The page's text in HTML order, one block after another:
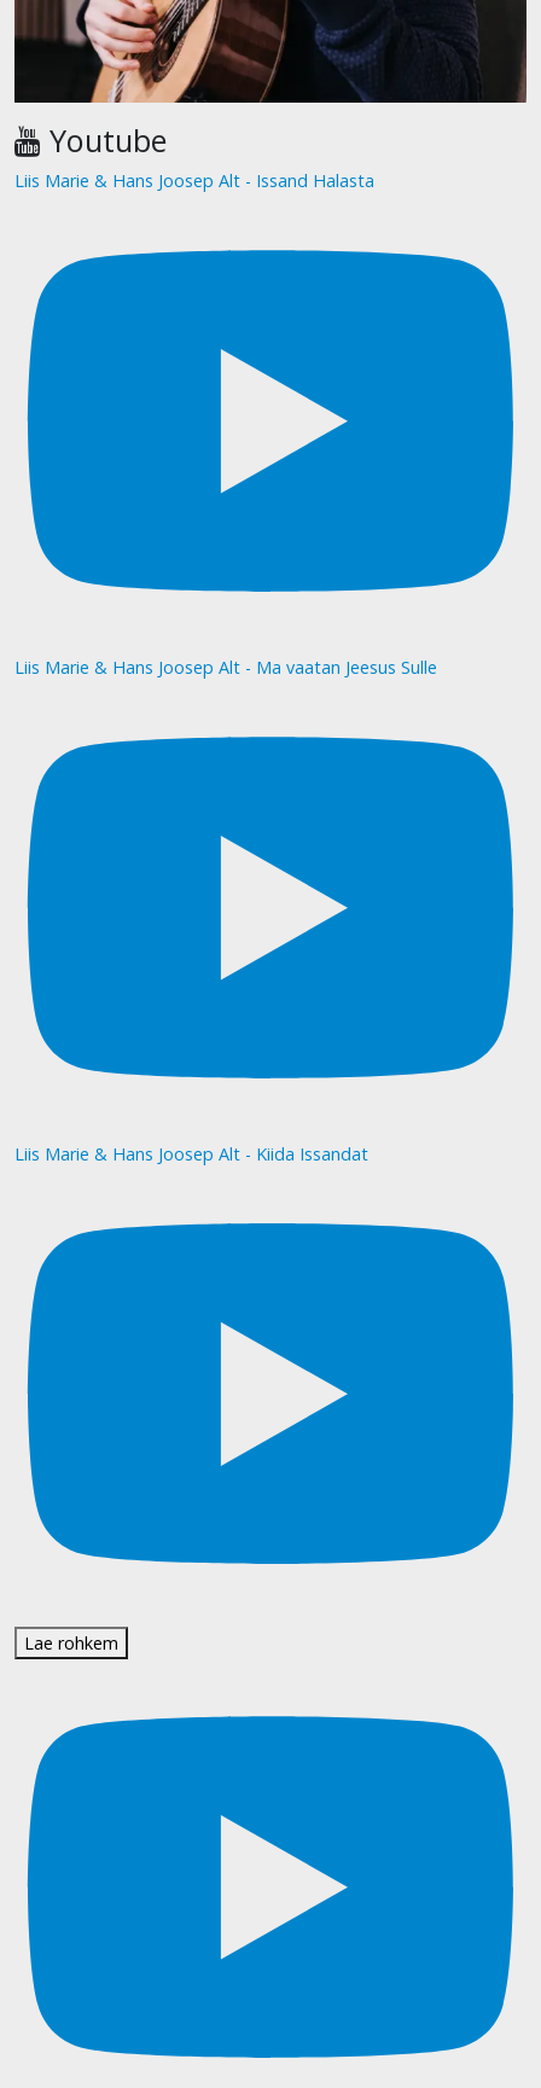
Youtube
Liis Marie & Hans Joosep Alt - Issand Halasta
Liis Marie & Hans Joosep Alt - Ma vaatan Jeesus Sulle
Liis Marie & Hans Joosep Alt - Kiida Issandat
Lae rohkem